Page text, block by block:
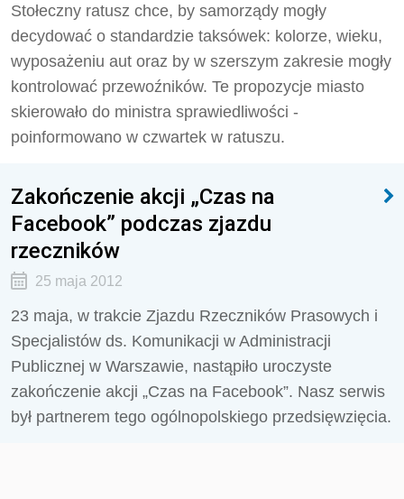
Stołeczny ratusz chce, by samorządy mogły
decydować o standardzie taksówek: kolorze, wieku,
wyposażeniu aut oraz by w szerszym zakresie mogły
kontrolować przewoźników. Te propozycje miasto
skierowało do ministra sprawiedliwości -
poinformowano w czwartek w ratuszu.
Zakończenie akcji „Czas na
Facebook” podczas zjazdu
rzeczników
25 maja 2012
23 maja, w trakcie Zjazdu Rzeczników Prasowych i
Specjalistów ds. Komunikacji w Administracji
Publicznej w Warszawie, nastąpiło uroczyste
zakończenie akcji „Czas na Facebook”. Nasz serwis
był partnerem tego ogólnopolskiego przedsięwzięcia.